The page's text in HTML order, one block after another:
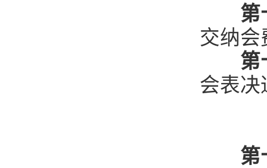
第
交纳会
第
会表决
第